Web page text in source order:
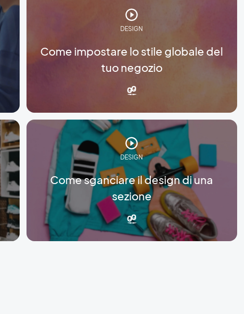
DESIGN
Come impostare lo stile globale del
tuo negozio
DESIGN
Come sganciare il design di una
sezione